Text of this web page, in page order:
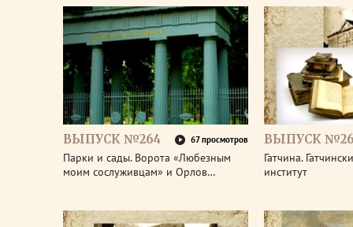
ВЫПУСК №264 67 просмотров
Парки и сады. Ворота «Любезным
моим сослуживцам» и Орлов…
ВЫПУСК
Гатчина.
институт